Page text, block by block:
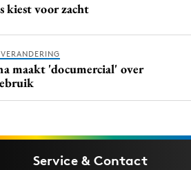
kiest voor zacht
maakt 'documercial' over
Service & Contact